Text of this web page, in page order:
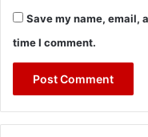
Save my name, email,
time I comment.